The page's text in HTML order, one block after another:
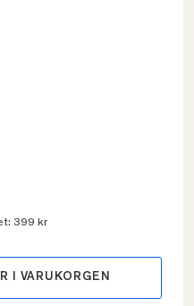
399 kr
I VARUKORGEN